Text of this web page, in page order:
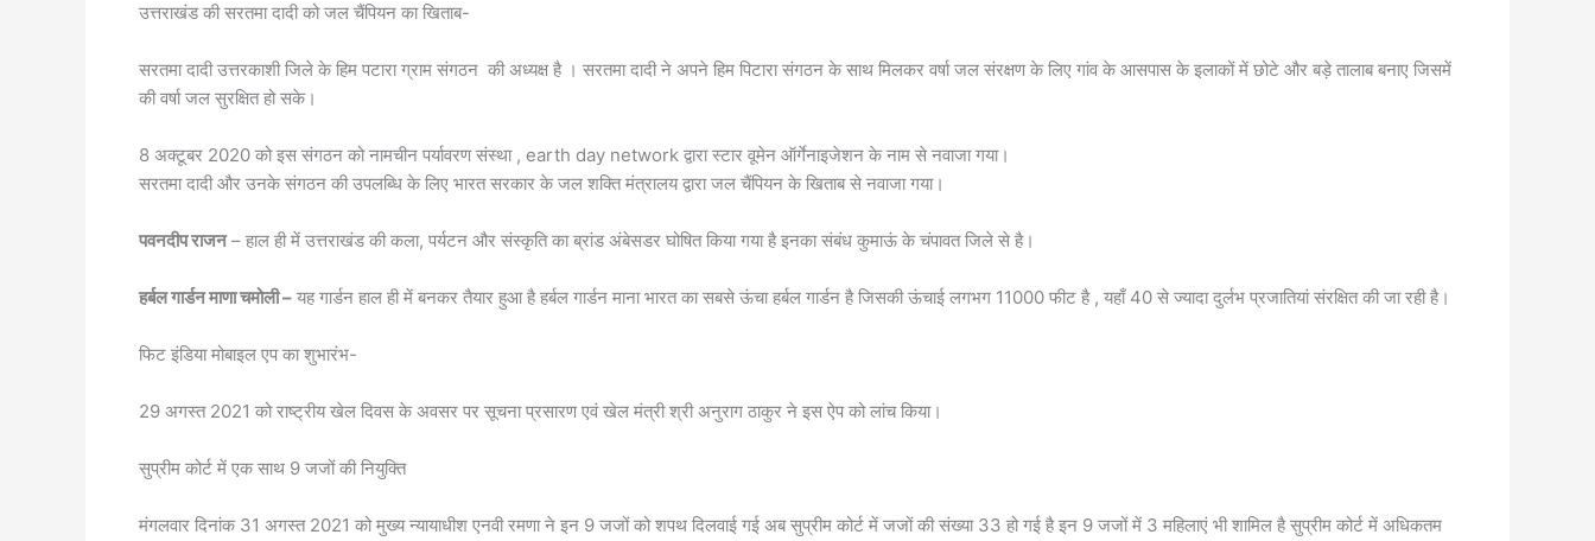
उत्तराखंड की सरतमा दादी को जल चैंपियन का खिताब-
सरतमा दादी उत्तरकाशी जिले के हिम पटारा ग्राम संगठन की अध्यक्ष है । सरतमा दादी ने अपने हिम पिटारा संगठन के साथ मिलकर वर्षा जल संरक्षण के लिए गांव के आसपास के इलाकों में छोटे और बड़े तालाब बनाए जिसमें
की वर्षा जल सुरक्षित हो सके।
8 अक्टूबर 2020 को इस संगठन को नामचीन पर्यावरण संस्था , earth day network द्वारा स्टार वूमेन ऑर्गेनाइजेशन के नाम से नवाजा गया।
सरतमा दादी और उनके संगठन की उपलब्धि के लिए भारत सरकार के जल शक्ति मंत्रालय द्वारा जल चैंपियन के खिताब से नवाजा गया।
पवनदीप राजन– हाल ही में उत्तराखंड की कला, पर्यटन और संस्कृति का ब्रांड अंबेसडर घोषित किया गया है इनका संबंध कुमाऊं के चंपावत जिले से है।
हर्बल गार्डन माणा चमोली – यह गार्डन हाल ही में बनकर तैयार हुआ है हर्बल गार्डन माना भारत का सबसे ऊंचा हर्बल गार्डन है जिसकी ऊंचाई लगभग 11000 फीट है , यहाँ 40 से ज्यादा दुर्लभ प्रजातियां संरक्षित की जा रही है।
फिट इंडिया मोबाइल एप का शुभारंभ-
29 अगस्त 2021 को राष्ट्रीय खेल दिवस के अवसर पर सूचना प्रसारण एवं खेल मंत्री श्री अनुराग ठाकुर ने इस ऐप को लांच किया।
सुप्रीम कोर्ट में एक साथ 9 जजों की नियुक्ति
मंगलवार दिनांक 31 अगस्त 2021 को मुख्य न्यायाधीश एनवी रमणा ने इन 9 जजों को शपथ दिलवाई गई अब सुप्रीम कोर्ट में जजों की संख्या 33 हो गई है इन 9 जजों में 3 महिलाएं भी शामिल है सुप्रीम कोर्ट में अधिकतम